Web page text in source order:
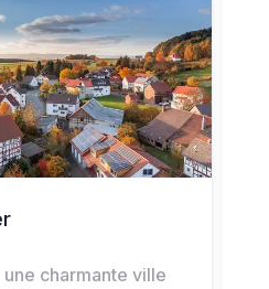
charmante ville